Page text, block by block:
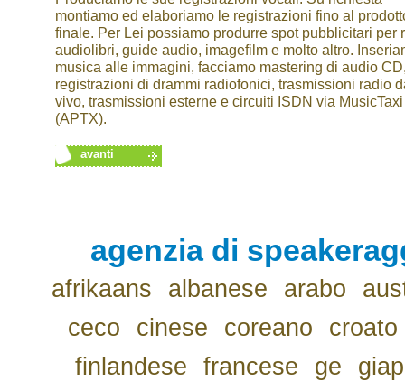
montiamo ed elaboriamo le registrazioni fino al
finale. Per Lei possiamo produrre spot pubblicitari per
audiolibri, guide audio, imagefilm e molto altro.
musica alle immagini, facciamo mastering di audio
registrazioni di drammi radiofonici, trasmissioni radio
vivo, trasmissioni esterne e circuiti ISDN via
(APTX).
avanti
agenzia di
afrikaans albanese arabo
ceco
cinese coreano
croato
finlandese
francese ge